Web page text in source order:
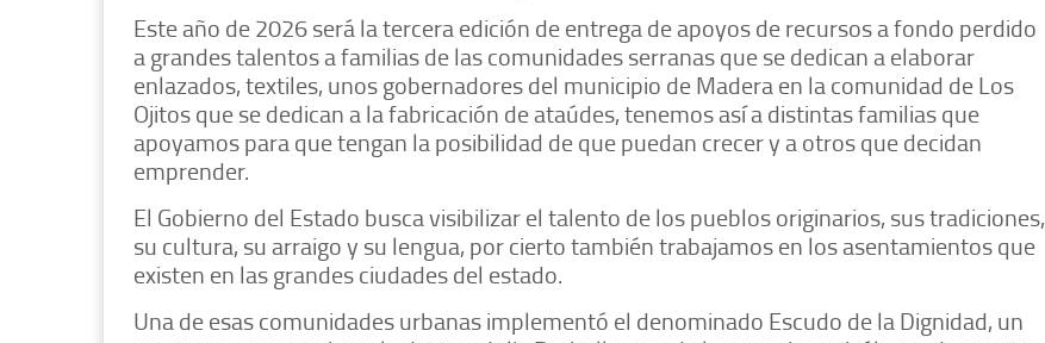
Este año de 2026 será la tercera edición de entrega de apoyos de recursos a fondo perdido
a grandes talentos a familias de las comunidades serranas que se dedican a elaborar
enlazados, textiles, unos gobernadores del municipio de Madera en la comunidad de Los
Ojitos que se dedican a la fabricación de ataúdes, tenemos así a distintas familias que
apoyamos para que tengan la posibilidad de que puedan crecer y a otros que decidan
emprender.
El Gobierno del Estado busca visibilizar el talento de los pueblos originarios, sus tradiciones,
su cultura, su arraigo y su lengua, por cierto también trabajamos en los asentamientos que
existen en las grandes ciudades del estado.
Una de esas comunidades urbanas implementó el denominado Escudo de la Dignidad, un